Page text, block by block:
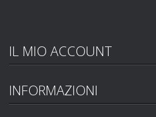
IL MIO ACCOUNT
INFORMAZIONI